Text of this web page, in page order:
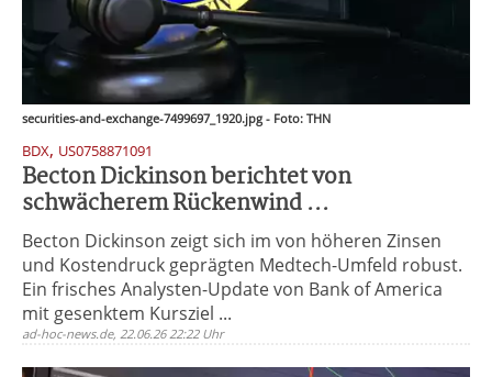
securities-and-exchange-7499697_1920.jpg - Foto: THN
BDX, US0758871091
Becton Dickinson berichtet von
schwächerem Rückenwind ...
Becton Dickinson zeigt sich im von höheren Zinsen
und Kostendruck geprägten Medtech-Umfeld robust.
Ein frisches Analysten-Update von Bank of America
mit gesenktem Kursziel ...
ad-hoc-news.de, 22.06.26 22:22 Uhr